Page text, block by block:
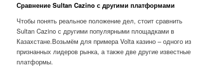
Сравнение Sultan Cazino с другими платформами
Чтобы понять реальное положение дел, стоит сравнить
Sultan Cazino с другими популярными площадками в
Казахстане.Возьмём для примера Volta казино – одного из
признанных лидеров рынка, а также две другие известные
платформы.